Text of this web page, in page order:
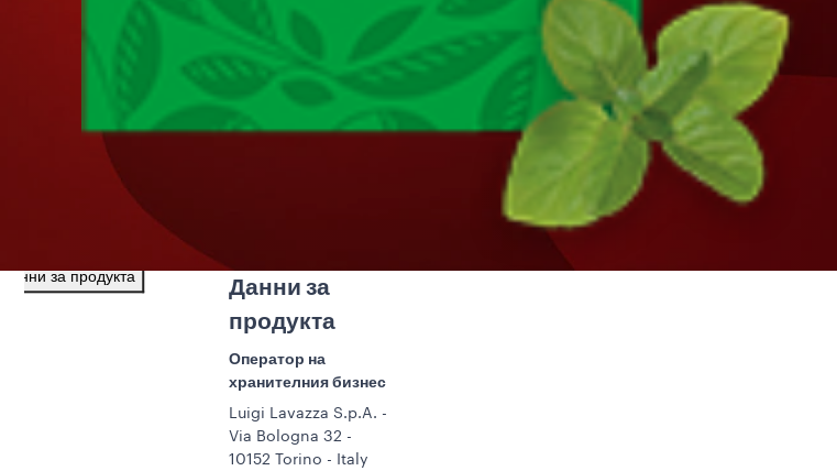
Данни за продукта
Данни за
продукта
Оператор на
хранителния бизнес
Luigi Lavazza S.p.A. -
Via Bologna 32 -
10152 Torino - Italy